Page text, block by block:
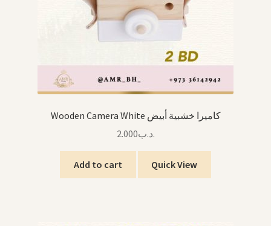
Wooden Camera White كاميرا خشبية أبيض
.د.ب2.000
Add to cart Quick View